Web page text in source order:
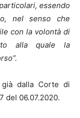
essendo
nel senso che
con la volontà di
alla quale la
dalla Corte di
del 06.07.2020.